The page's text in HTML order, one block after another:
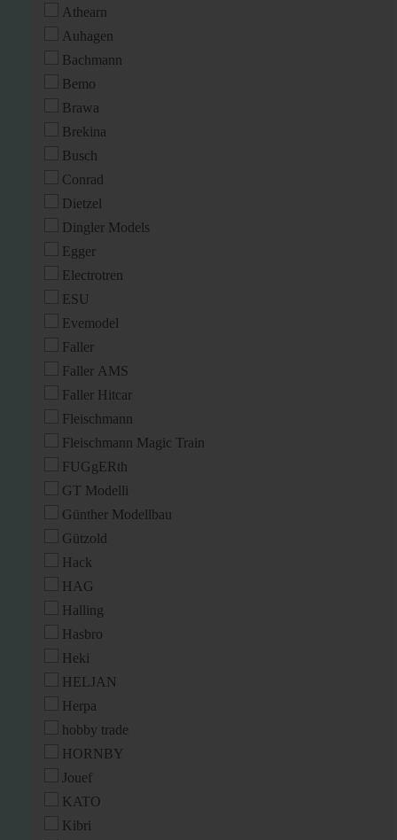
Athearn
Auhagen
Bachmann
Bemo
Brawa
Brekina
Busch
Conrad
Dietzel
Dingler Models
Egger
Electrotren
ESU
Evemodel
Faller
Faller AMS
Faller Hitcar
Fleischmann
Fleischmann Magic Train
FUGgERth
GT Modelli
Günther Modellbau
Gützold
Hack
HAG
Halling
Hasbro
Heki
HELJAN
Herpa
hobby trade
HORNBY
Jouef
KATO
Kibri